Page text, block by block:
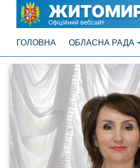
ГОЛОВНА ОБЛАСНА РАДА